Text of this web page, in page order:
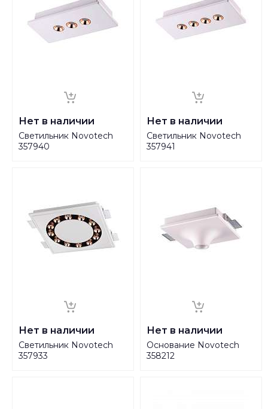
Нет в наличии
Светильник Novotech
357940
Нет в наличии
Светильник Novotech
357941
Нет в наличии
Светильник Novotech
357933
Нет в наличии
Основание Novotech
358212